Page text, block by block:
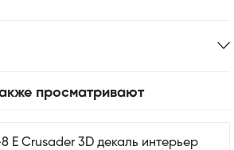
просматривают
E Crusader 3D декаль интерьер